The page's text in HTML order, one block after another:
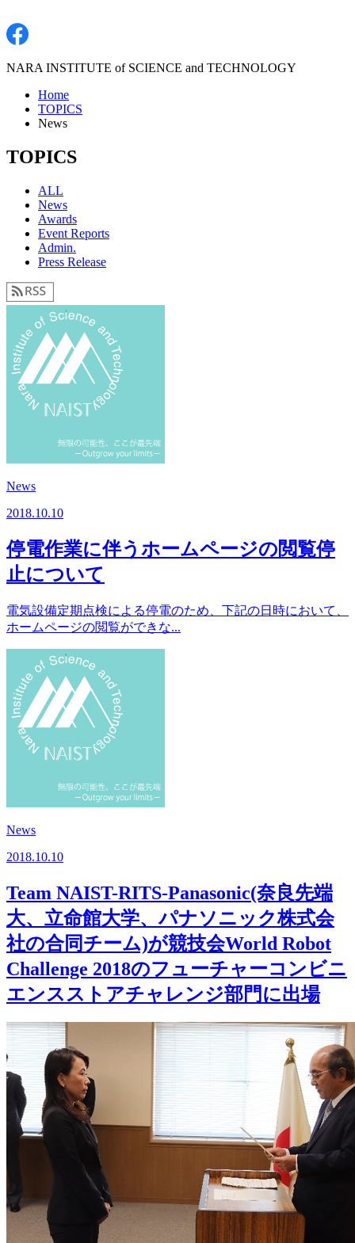
NARA INSTITUTE of SCIENCE and TECHNOLOGY
Home
TOPICS
News
TOPICS
ALL
News
Awards
Event Reports
Admin.
Press Release
News
2018.10.10
停電作業に伴うホームページの閲覧停
止について
電気設備定期点検による停電のため、下記の日時において、
ホームページの閲覧ができな...
News
2018.10.10
Team NAIST-RITS-Panasonic(奈良先端
大、立命館大学、パナソニック株式会
社の合同チーム)が競技会World Robot
Challenge 2018のフューチャーコンビニ
エンスストアチャレンジ部門に出場